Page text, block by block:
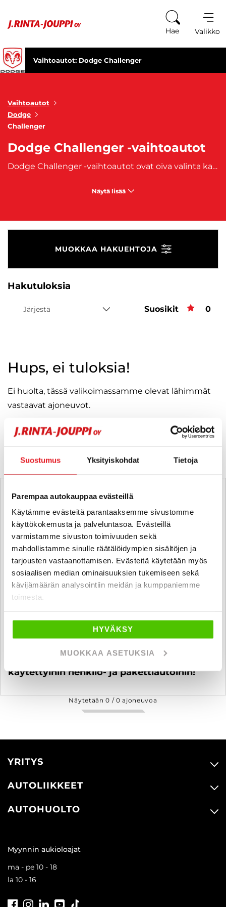
Suostumus Yksityiskohdat Tietoja
Parempaa autokauppaa evästeillä
Käytämme evästeitä parantaaksemme sivustomme
käyttökokemusta ja palveluntasoa. Evästeillä
varmistamme sivuston toimivuuden sekä
mahdollistamme sinulle räätälöidympien sisältöjen ja
tarjousten vastaanottamisen. Evästeitä käytetään myös
sosiaalisen median ominaisuuksien tukemiseen sekä
kävijämäärän analysointiin meidän ja kumppaniemme
toimesta.
HYVÄKSY
MUOKKAA ASETUKSIA
Hae Valikko
Vaihtoautot: Dodge Challenger
Vaihtoautot
Dodge
Challenger
Dodge Challenger -vaihtoautot
Dodge Challenger -vaihtoautot ovat oiva valinta kaikille, jotka kaipaavat vahvaa suorituskykyä ja näyttävää muotoilua. Tämä legendaarinen amerikkalainen lihasauto on tunnettu massiivisista V8-moottoreistaan, jotka tarjoavat vauhtia ja voimaa niin arkeen kuin viikonlopun ajoretkiin. Challengerin ulkomuoto on rohkea ja perinteitä kunnioittava, mutta sisältä löytyy myös modernia teknologiaa ja mukavuuksia. Dodge Challenger -vaihtoautot sopivat erityisesti urheilullisen ajokokemuksen ystäville ja niille, jotka haluavat nauttia ajamisesta sekä kääntää katseita. Vaihtoautomarkkinoilla Challenger on varteenotettava vaihtoehto edullisempaan hintaan, säilyttäen kuitenkin saman intohimoisen ajokokemuksen, josta Dodge on tunnettu. Challengerin sisätilat tarjoavat tyylikästä mukavuutta ja teknologiaa, ja sen suorituskyky tekee siitä halutun valinnan myös autoharrastajien keskuudessa.
Näytä lisää
MUOKKAA HAKUEHTOJA
Hakutuloksia
Järjestä Suosikit 0
Hups, ei tuloksia!
Ei huolta, tässä valikoimassamme olevat lähimmät
vastaavat ajoneuvot.
KATSO VASTAAVANLAISET AUTOT
käytettyihin henkilö- ja pakettiautoihin!
Näytetään0 /0 ajoneuvoa
YRITYS
AUTOLIIKKEET
AUTOHUOLTO
Myynnin aukioloajat
ma - pe 10 - 18
la 10 - 16
FacebookInstagramLinkedInYoutube